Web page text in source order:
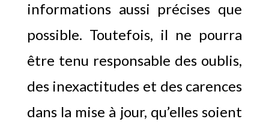
informations aussi précises que
possible. Toutefois, il ne pourra
être tenu responsable des oublis,
des inexactitudes et des carences
dans la mise à jour, qu’elles soient